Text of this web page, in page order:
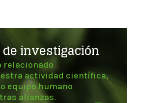
investigación
relacionado
actividad científica,
equipo humano
alianzas.